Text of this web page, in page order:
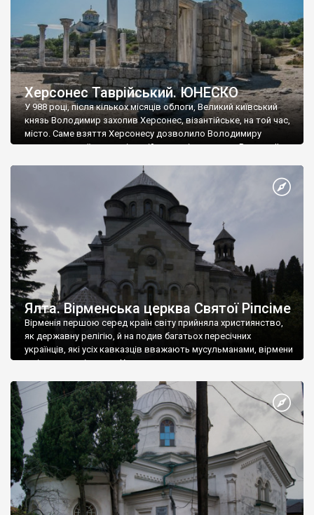
Херсонес Таврійський. ЮНЕСКО
У 988 році, після кількох місяців облоги, Великий київський
князь Володимир захопив Херсонес, візантійське, на той час,
місто. Саме взяття Херсонесу дозволило Володимиру
диктувати свої умови візантійському імператору Василю ІІ, та
Херсонесі Володимир-язичник, став Василем-християнином.
А потім було Хрещення Русі. На честь Херсонесу Таврійського
Ялта. Вірменська церква Святої Ріпсіме
Вірменія першою серед країн світу прийняла християнство,
як державну релігію, й на подив багатьох пересічних
українців, які усіх кавказців вважають мусульманами, вірмени
є відданими вірянами Христа